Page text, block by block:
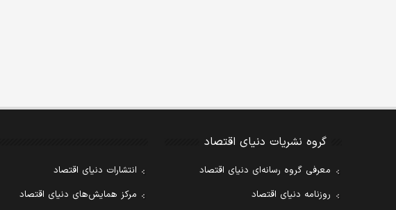
گروه نشریات دنیای اقتصاد
معرفی گروه رسانه‌ای دنیای اقتصاد
روزنامه دنیای اقتصاد
انتشارات دنیای اقتصاد
مرکز همایش‌های دنیای اقتصاد